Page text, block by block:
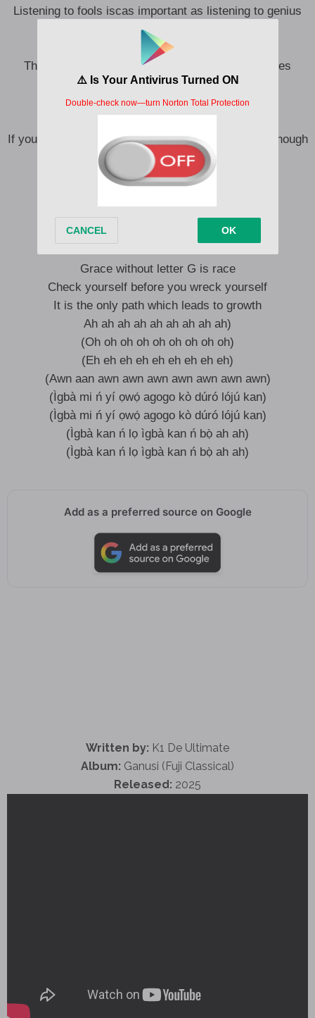
Listening to fools iscas important as listening to genius
From geniuses you learn what to do
And from fools you learn what not to do
The truth always seems crazy in a world full of lies
Ahn Ahn
Be sure you put your fit in the right place
If your dream don’t scare you then they aren’t big enough
(Arábámbí Olúkòso Ṣàngó ọkọ ọya)
(Iná lójú iná lẹ́nu àkàtà yẹrìyẹrì)
(Ṣàngó o Olúkòso arẹ̀kújayé)
Grace without letter G is race
Check yourself before you wreck yourself
It is the only path which leads to growth
Ah ah ah ah ah ah ah ah ah)
(Oh oh oh oh oh oh oh oh oh)
(Eh eh eh eh eh eh eh eh eh)
(Awn aan awn awn awn awn awn awn awn)
(Ìgbà mi ń yí ọwọ́ agogo kò dúró lójú kan)
(Ìgbà mi ń yí ọwọ́ agogo kò dúró lójú kan)
(Ìgbà kan ń lọ ìgbà kan ń bọ̀ ah ah)
(Ìgbà kan ń lọ ìgbà kan ń bọ̀ ah ah)
Add as a preferred source on Google
Written by: K1 De Ultimate
Album: Ganusi (Fuji Classical)
Released: 2025